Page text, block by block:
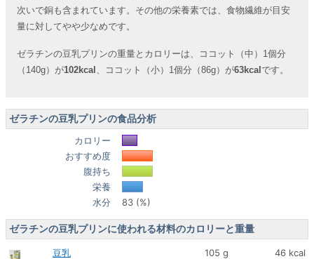
次いで銅も含まれています。その他の栄養素では、食物繊維が目安
量に対してやや少なめです。
ゼラチンの豆乳プリンの重量とカロリーは、ココット（中）1個分
（140g）が102kcal 、ココット（小）1個分（86g）が63kcal です。
ゼラチンの豆乳プリンの食品分析
カロリー
おすすめ度
腹持ち
栄養
水分
83 (%)
ゼラチンの豆乳プリンに使われる材料のカロリーと重量
豆乳 105 g
46 kcal